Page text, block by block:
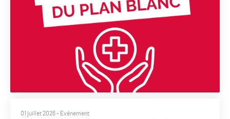
01 juillet 2026- Evénement